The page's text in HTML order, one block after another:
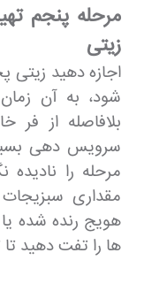
مرحله پنجم
زیتی
اجازه دهید زیتی
شود، به آن
بلافاصله از
سرویس دهی بسیار
مرحله را
مقداری
هویج رنده شده یا
ها را تفت دهید تا